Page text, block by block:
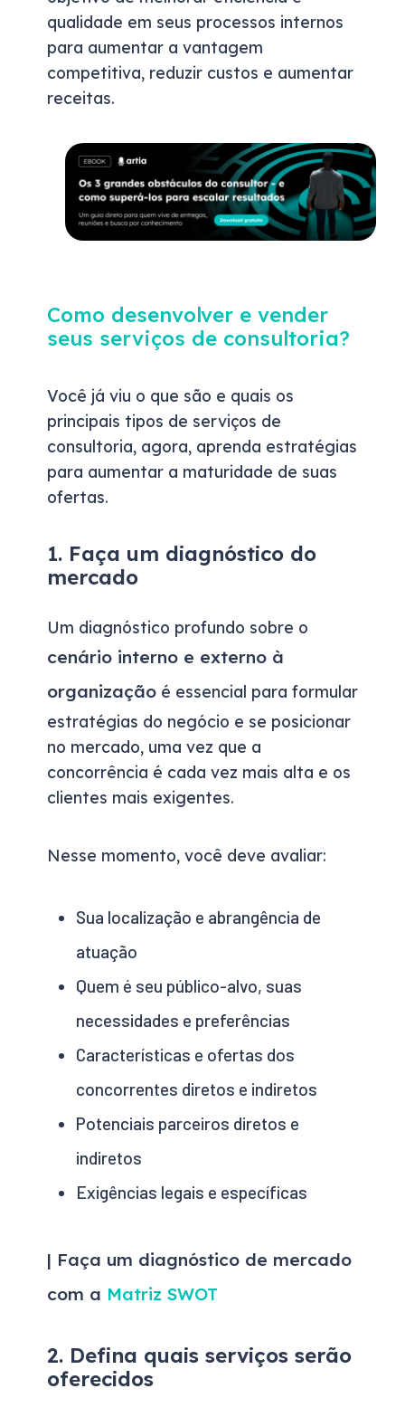
qualidade em seus processos internos
para aumentar a vantagem
competitiva, reduzir custos e aumentar
receitas.
Como desenvolver e vender
seus serviços de consultoria?
Você já viu o que são e quais os
principais tipos de serviços de
consultoria, agora, aprenda estratégias
para aumentar a maturidade de suas
ofertas.
1. Faça um diagnóstico do
mercado
Um diagnóstico profundo sobre o
cenário interno e externo à
organização é essencial para formular
estratégias do negócio e se posicionar
no mercado, uma vez que a
concorrência é cada vez mais alta e os
clientes mais exigentes.
Nesse momento, você deve avaliar:
Sua localização e abrangência de
atuação
Quem é seu público-alvo, suas
necessidades e preferências
Características e ofertas dos
concorrentes diretos e indiretos
Potenciais parceiros diretos e
indiretos
Exigências legais e específicas
| Faça um diagnóstico de mercado
com a Matriz SWOT
2. Defina quais serviços serão
oferecidos